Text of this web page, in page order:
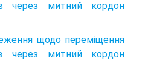
через митний кордон
щодо переміщення
через митний кордон